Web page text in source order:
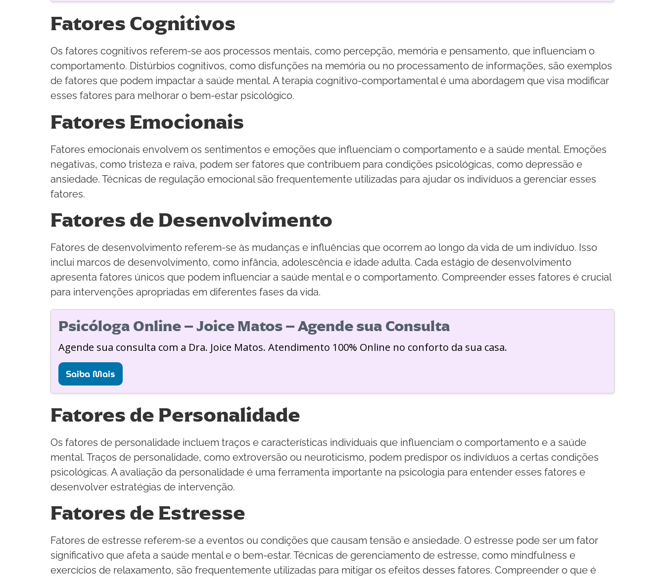
Fatores Cognitivos
Os fatores cognitivos referem-se aos processos mentais, como percepção, memória e pensamento, que influenciam o
comportamento. Distúrbios cognitivos, como disfunções na memória ou no processamento de informações, são exemplos
de fatores que podem impactar a saúde mental. A terapia cognitivo-comportamental é uma abordagem que visa modificar
esses fatores para melhorar o bem-estar psicológico.
Fatores Emocionais
Fatores emocionais envolvem os sentimentos e emoções que influenciam o comportamento e a saúde mental. Emoções
negativas, como tristeza e raiva, podem ser fatores que contribuem para condições psicológicas, como depressão e
ansiedade. Técnicas de regulação emocional são frequentemente utilizadas para ajudar os indivíduos a gerenciar esses
fatores.
Fatores de Desenvolvimento
Fatores de desenvolvimento referem-se às mudanças e influências que ocorrem ao longo da vida de um indivíduo. Isso
inclui marcos de desenvolvimento, como infância, adolescência e idade adulta. Cada estágio de desenvolvimento
apresenta fatores únicos que podem influenciar a saúde mental e o comportamento. Compreender esses fatores é crucial
para intervenções apropriadas em diferentes fases da vida.
Psicóloga Online – Joice Matos – Agende sua Consulta
Agende sua consulta com a Dra. Joice Matos. Atendimento 100% Online no conforto da sua casa.
Saiba Mais
Fatores de Personalidade
Os fatores de personalidade incluem traços e características individuais que influenciam o comportamento e a saúde
mental. Traços de personalidade, como extroversão ou neuroticismo, podem predispor os indivíduos a certas condições
psicológicas. A avaliação da personalidade é uma ferramenta importante na psicologia para entender esses fatores e
desenvolver estratégias de intervenção.
Fatores de Estresse
Fatores de estresse referem-se a eventos ou condições que causam tensão e ansiedade. O estresse pode ser um fator
significativo que afeta a saúde mental e o bem-estar. Técnicas de gerenciamento de estresse, como mindfulness e
exercícios de relaxamento, são frequentemente utilizadas para mitigar os efeitos desses fatores. Compreender o que é